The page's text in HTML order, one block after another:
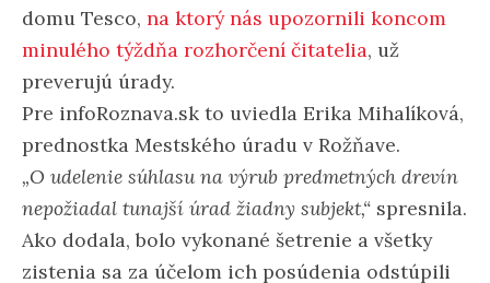
domu Tesco, na ktorý nás upozornili koncom
minulého týždňa rozhorčení čitatelia, už
preverujú úrady.
Pre infoRoznava.sk to uviedla Erika Mihalíková,
prednostka Mestského úradu v Rožňave.
„O udelenie súhlasu na výrub predmetných drevín
nepožiadal tunajší úrad žiadny subjekt,“ spresnila.
Ako dodala, bolo vykonané šetrenie a všetky
zistenia sa za účelom ich posúdenia odstúpili